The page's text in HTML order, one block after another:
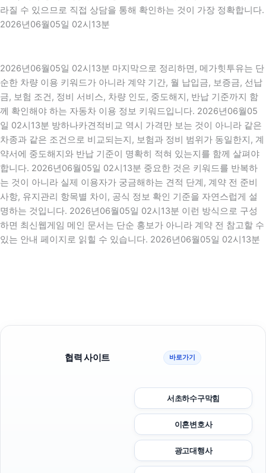
라질 수 있으므로 직접 상담을 통해 확인하는 것이 가장 정확합니다.
2026년06월05일 02시13분
2026년06월05일 02시13분 마지막으로 정리하면, 메가힛투유는 단
순한 차량 이용 키워드가 아니라 계약 기간, 월 납입금, 보증금, 선납
금, 보험 조건, 정비 서비스, 차량 인도, 중도해지, 반납 기준까지 함
께 확인해야 하는 자동차 이용 정보 키워드입니다. 2026년06월05
일 02시13분 방하나카견적비교 역시 가격만 보는 것이 아니라 같은
차종과 같은 조건으로 비교되는지, 보험과 정비 범위가 동일한지, 계
약서에 중도해지와 반납 기준이 명확히 적혀 있는지를 함께 살펴야
합니다. 2026년06월05일 02시13분 중요한 것은 키워드를 반복하
는 것이 아니라 실제 이용자가 궁금해하는 견적 단계, 계약 전 준비
사항, 유지관리 항목별 차이, 공식 정보 확인 기준을 자연스럽게 설
명하는 것입니다. 2026년06월05일 02시13분 이런 방식으로 구성
하면 최신웹게임 메인 문서는 단순 홍보가 아니라 계약 전 참고할 수
있는 안내 페이지로 읽힐 수 있습니다. 2026년06월05일 02시13분
협력 사이트 바로가기
서초하수구막힘
이혼변호사
광고대행사